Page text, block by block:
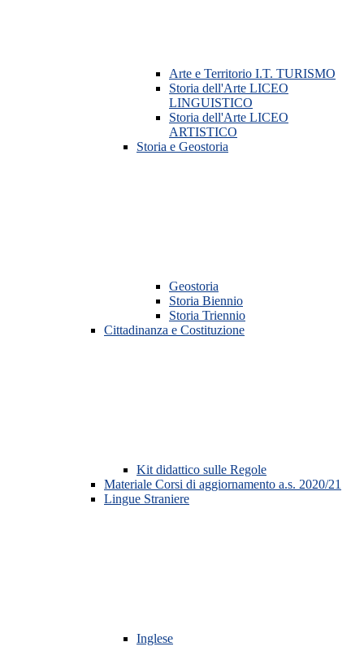
Arte e Territorio I.T. TURISMO
Storia dell'Arte LICEO
LINGUISTICO
Storia dell'Arte LICEO
ARTISTICO
Storia e Geostoria
Geostoria
Storia Biennio
Storia Triennio
Cittadinanza e Costituzione
Kit didattico sulle Regole
Materiale Corsi di aggiornamento a.s. 2020/21
Lingue Straniere
Inglese